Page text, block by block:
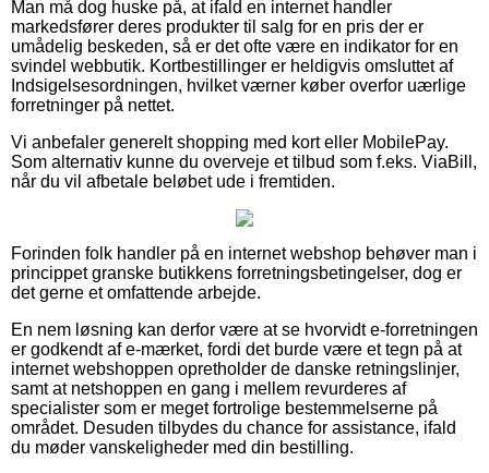
Man må dog huske på, at ifald en internet handler
markedsfører deres produkter til salg for en pris der er
umådelig beskeden, så er det ofte være en indikator for en
svindel webbutik. Kortbestillinger er heldigvis omsluttet af
Indsigelsesordningen, hvilket værner køber overfor uærlige
forretninger på nettet.
Vi anbefaler generelt shopping med kort eller MobilePay.
Som alternativ kunne du overveje et tilbud som f.eks. ViaBill,
når du vil afbetale beløbet ude i fremtiden.
Forinden folk handler på en internet webshop behøver man i
princippet granske butikkens forretningsbetingelser, dog er
det gerne et omfattende arbejde.
En nem løsning kan derfor være at se hvorvidt e-forretningen
er godkendt af e-mærket, fordi det burde være et tegn på at
internet webshoppen opretholder de danske retningslinjer,
samt at netshoppen en gang i mellem revurderes af
specialister som er meget fortrolige bestemmelserne på
området. Desuden tilbydes du chance for assistance, ifald
du møder vanskeligheder med din bestilling.